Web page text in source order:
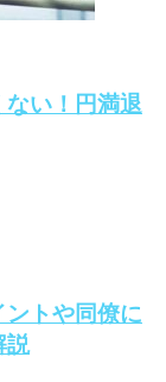
い！円満退
トや同僚に
説